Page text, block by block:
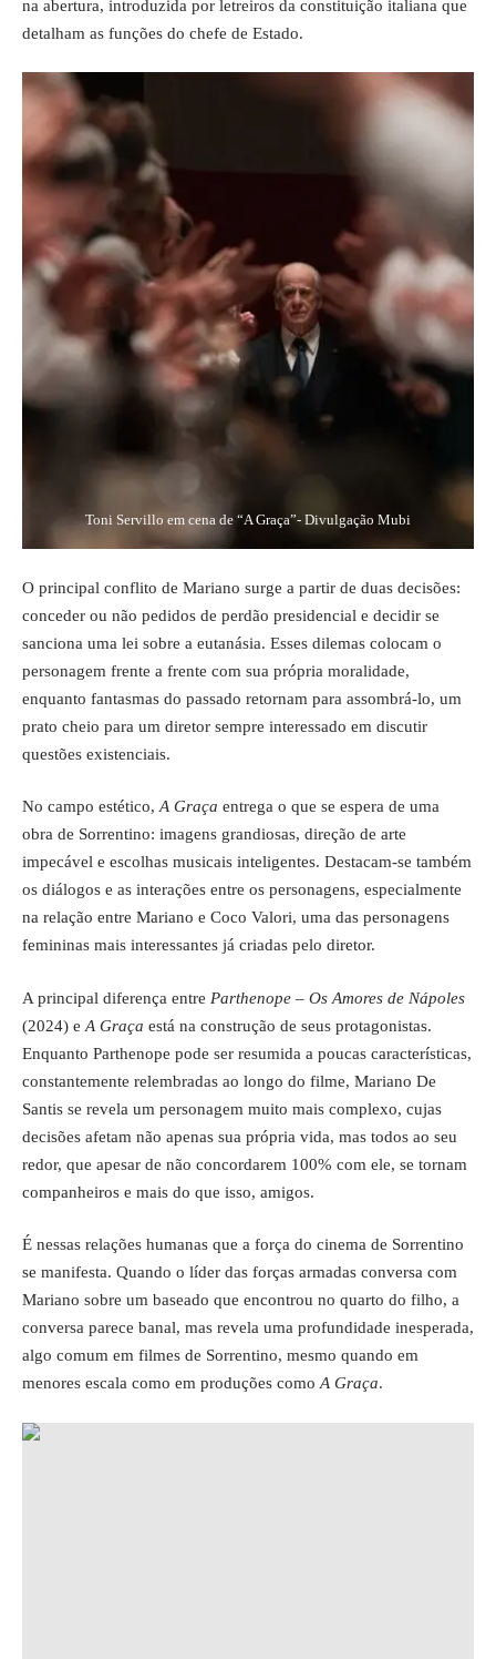
na abertura, introduzida por letreiros da constituição italiana que
detalham as funções do chefe de Estado.
Toni Servillo em cena de “A Graça”- Divulgação Mubi
O principal conflito de Mariano surge a partir de duas decisões:
conceder ou não pedidos de perdão presidencial e decidir se
sanciona uma lei sobre a eutanásia. Esses dilemas colocam o
personagem frente a frente com sua própria moralidade,
enquanto fantasmas do passado retornam para assombrá-lo, um
prato cheio para um diretor sempre interessado em discutir
questões existenciais.
No campo estético, A Graça entrega o que se espera de uma
obra de Sorrentino: imagens grandiosas, direção de arte
impecável e escolhas musicais inteligentes. Destacam-se também
os diálogos e as interações entre os personagens, especialmente
na relação entre Mariano e Coco Valori, uma das personagens
femininas mais interessantes já criadas pelo diretor.
A principal diferença entre Parthenope – Os Amores de Nápoles
(2024) e A Graça está na construção de seus protagonistas.
Enquanto Parthenope pode ser resumida a poucas características,
constantemente relembradas ao longo do filme, Mariano De
Santis se revela um personagem muito mais complexo, cujas
decisões afetam não apenas sua própria vida, mas todos ao seu
redor, que apesar de não concordarem 100% com ele, se tornam
companheiros e mais do que isso, amigos.
É nessas relações humanas que a força do cinema de Sorrentino
se manifesta. Quando o líder das forças armadas conversa com
Mariano sobre um baseado que encontrou no quarto do filho, a
conversa parece banal, mas revela uma profundidade inesperada,
algo comum em filmes de Sorrentino, mesmo quando em
menores escala como em produções como A Graça.